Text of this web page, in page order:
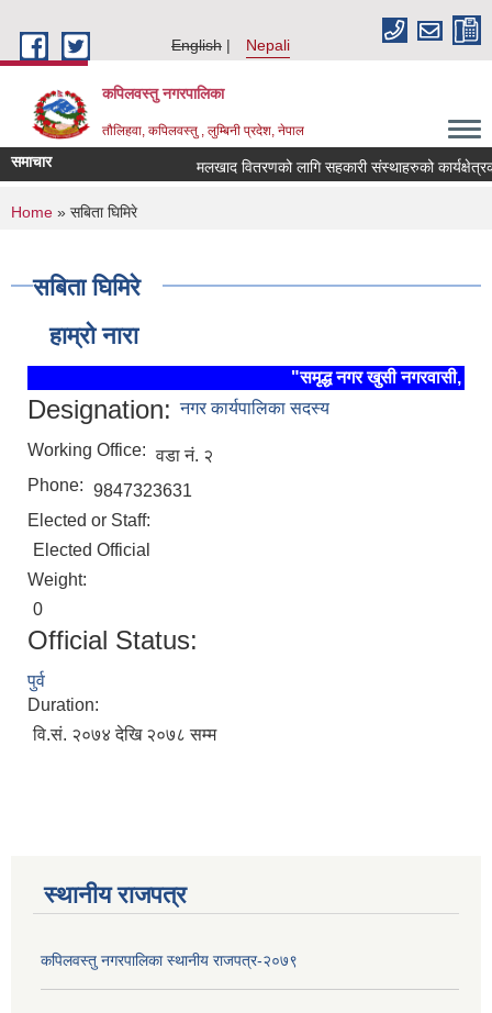
English
Nepali
कपिलवस्तु नगरपालिका
तौलिहवा, कपिलवस्तु , लुम्बिनी प्रदेश, नेपाल
समाचार मलखाद वितरणको लागि सहकारी संस्थाहरुको कार्यक्षेत्रको
You are here
Home » सबिता घिमिरे
सबिता घिमिरे
हाम्रो नारा
"समृद्ध नगर खुसी नगरवासी, स्थिर
Designation: नगर कार्यपालिका सदस्य
Working Office: वडा नं. २
Phone: 9847323631
Elected or Staff:
Elected Official
Weight:
0
Official Status:
पुर्व
Duration:
वि.सं. २०७४ देखि २०७८ सम्म
स्थानीय राजपत्र
कपिलवस्तु नगरपालिका स्थानीय राजपत्र-२०७९